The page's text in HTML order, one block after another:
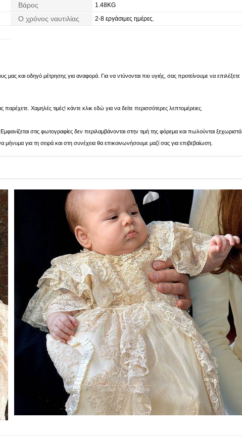
Βάρος 1.48KG
Ο χρόνος ναυτιλίας 2-8 εργάσιμες ημέρες.
και οδηγό μέτρησης για αναφορά. Για να ντύνονται πιο υγιής, σας προτείνουμε να επιλέξετε
Χαμηλές τιμές! κάντε κλικ εδώ για να δείτε περισσότερες λεπτομέρειες.
στις φωτογραφίες δεν περιλαμβάνονται στην τιμή της φόρεμα και πωλούνται ξεχωριστά.
για τη σειρά και στη συνέχεια θα επικοινωνήσουμε μαζί σας για επιβεβαίωση.